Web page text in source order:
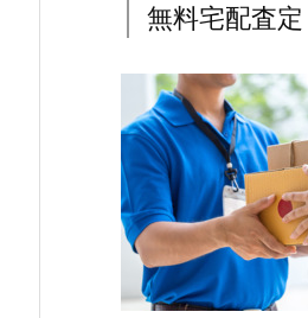
無料宅配査